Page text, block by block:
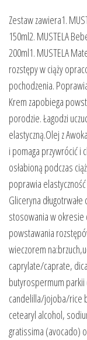
Zestaw zawiera1.
150ml2. MUSTELA
200ml1. MUSTELA
rozstępy w ciąży
pochodzenia.
Krem zapobiega
porodzie. Łagodzi
elastyczną.Olej z
i pomaga przywrócić i
osłabioną podczas
poprawia
Gliceryna
stosowania w okresie
powstawania
wieczorem
caprylate/caprate,
butyrospermum
candelilla/jojoba/rice
cetearyl alcohol,
gratissima (avocado)